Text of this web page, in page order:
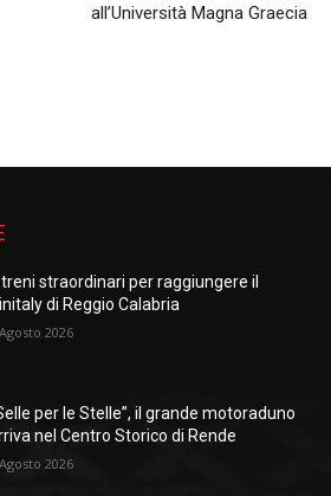
all’Università Magna Graecia
straordinari per raggiungere il
di Reggio Calabria
2026
per le Stelle”, il grande motoraduno
nel Centro Storico di Rende
2026